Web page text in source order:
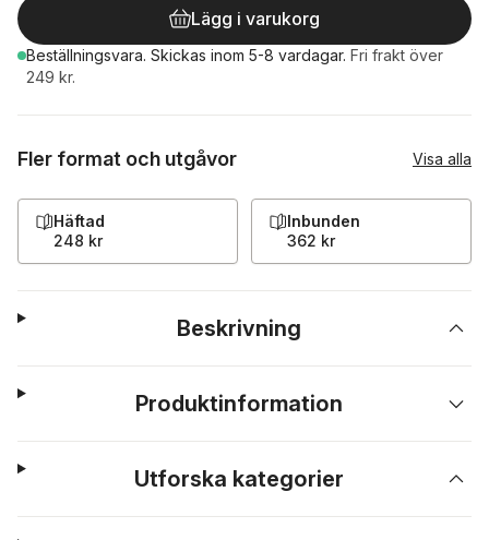
Lägg i varukorg
Beställningsvara. Skickas inom 5-8 vardagar. Fri frakt över
249 kr.
Fler format och utgåvor Visa alla
Häftad
248 kr
Inbunden
362 kr
Beskrivning
Produktinformation
Utforska kategorier